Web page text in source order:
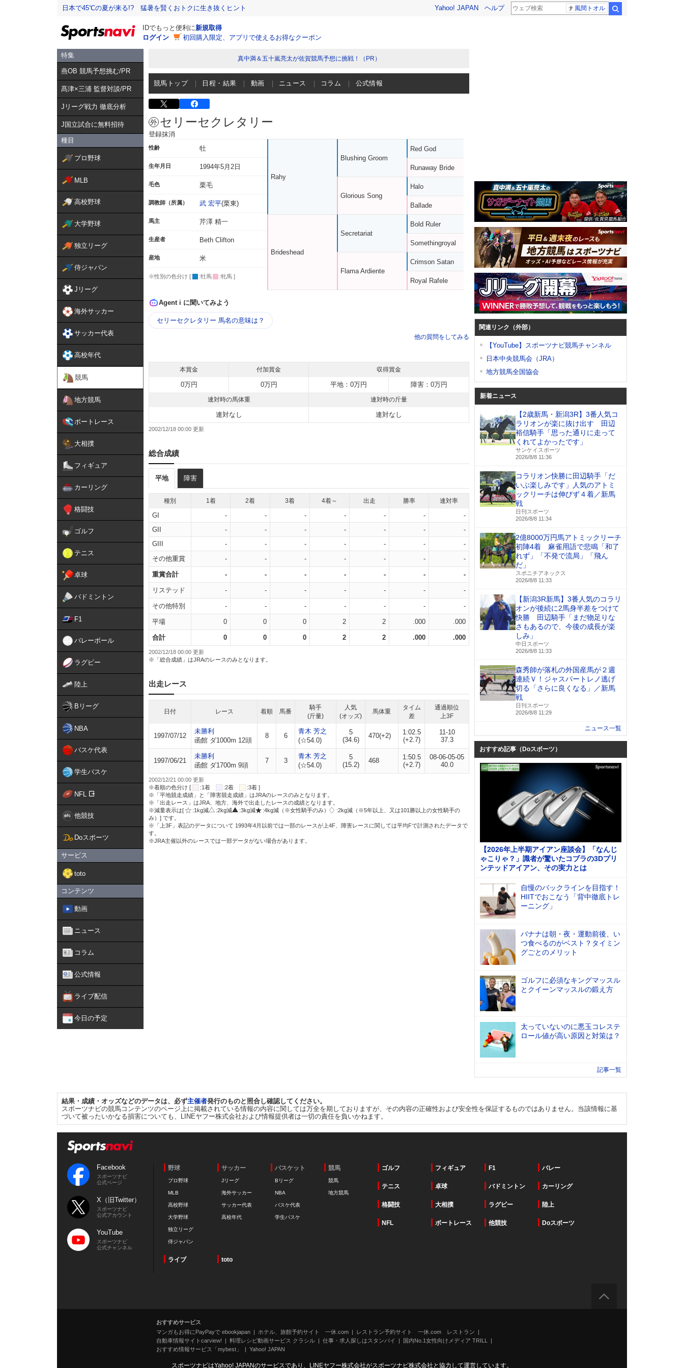
日本で45℃の夏が来る!? 猛暑を賢くおトクに生き抜くヒント Yahoo! JAPAN ヘルプ 風間トオル
IDでもっと便利に新規取得
ログイン
初回購入限定、アプリで使えるお得なクーポン
特集
燕OB 競馬予想挑む/PR
髙津×三浦 監督対談/PR
Jリーグ戦力 徹底分析
J国立試合に無料招待
種目
プロ野球
MLB
高校野球
大学野球
独立リーグ
侍ジャパン
Jリーグ
海外サッカー
サッカー代表
高校年代
競馬
地方競馬
ボートレース
大相撲
フィギュア
カーリング
格闘技
ゴルフ
テニス
卓球
バドミントン
F1
バレーボール
ラグビー
陸上
Bリーグ
NBA
バスケ代表
学生バスケ
NFL
他競技
Doスポーツ
サービス
toto
コンテンツ
動画
ニュース
コラム
公式情報
ライブ配信
今日の予定
真中満＆五十嵐亮太が佐賀競馬予想に挑戦！（PR）
競馬トップ 日程・結果 動画 ニュース コラム 公式情報
セリーセクレタリー
登録抹消
性齢 牡
生年月日 1994年5月2日
毛色 栗毛
調教師（所属） 武 宏平(栗東)
馬主 芹澤 精一
生産者 Beth Clifton
産地 米
※性別の色分け [ :牡馬 :牝馬 ]
Rahy
Brideshead
Blushing Groom
Glorious Song
Secretariat
Flama Ardiente
Red God
Runaway Bride
Halo
Ballade
Bold Ruler
Somethingroyal
Crimson Satan
Royal Rafele
Agent i に聞いてみよう
セリーセクレタリー 馬名の意味は？
他の質問をしてみる
本賞金 付加賞金 収得賞金
0万円 0万円 平地：0万円 障害：0万円
連対時の馬体重 連対時の斤量
連対なし 連対なし
2002/12/18 00:00
総合成績
平地 障害
種別 1着 2着 3着 4着～ 出走 勝率 連対率
GI - - - - - -
-
GII
- - - - - -
-
GIII
- - - - - -
-
その他重賞
- - - - - - -
重賞合計 - - - - - - -
リステッド - - - - - - -
その他特別 - - - - - - -
平場 0 0 0 2 2 .000 .000
合計 0 0 0 2 2 .000 .000
2002/12/18 00:00 更新
※「総合成績」はJRAのレースのみとなります。
出走レース
日付 レース 着順 馬番
騎手
(斤量)
人気
(オッズ)
馬体重
タイム
差
通過順位
上3F
1997/07/12
未勝利
函館 ダ1000m 12頭
8 6
青木 芳之
(☆54.0)
5
(34.6)
470(+2)
1:02.5
(+2.7)
11-10
37.3
1997/06/21
未勝利
函館 ダ1700m 9頭
7 3
青木 芳之
(☆54.0)
5
(15.2)
468
1:50.5
(+2.7)
08-06-05-05
40.0
2002/12/21 00:00 更新
※着順の色分け [
:1着 :2着
:3着 ]
※「平地競走成績」と「障害競走成績」はJRAのレースのみとなります。
※「出走レース」はJRA、地方、海外で出走したレースの成績となります。
※減量表示は[
:1kg減 :2kg減 :3kg減 :4kg減（※女性騎手のみ）
:2kg減（※5年以上、又は101勝以上の女性騎手の
み）] です。
※「上3F」表記のデータについて 1993年4月以前では一部のレースが上4F、障害レースに関しては平均Fで計測されたデータで
す。
※JRA主催以外のレースでは一部データがない場合があります。
関連リンク（外部）
【YouTube】スポーツナビ競馬チャンネル
日本中央競馬会（JRA）
地方競馬全国協会
新着ニュース
【2歳新馬・新潟3R】3番人気コ
ラリオンが楽に抜け出す 田辺
裕信騎手「思った通りに走って
くれてよかったです」
サンケイスポーツ
2026/8/8 11:36
コラリオン快勝に田辺騎手「だ
いぶ楽しみです」人気のアトミ
ックリーチは伸びず４着／新馬
戦
日刊スポーツ
2026/8/8 11:34
2億8000万円馬アトミックリーチ
初陣4着 麻雀用語で悲鳴「和了
れず」「不発で流局」「飛ん
だ」
スポニチアネックス
2026/8/8 11:33
【新潟3R新馬】3番人気のコラリ
オンが後続に2馬身半差をつけて
快勝 田辺騎手「まだ物足りな
さもあるので、今後の成長が楽
しみ」
中日スポーツ
2026/8/8 11:33
森秀師が落札の外国産馬が２週
連続Ｖ！ジャスパートレノ逃げ
切る「さらに良くなる」／新馬
戦
日刊スポーツ
2026/8/8 11:29
ニュース一覧
おすすめ記事（Doスポーツ）
【2026年上半期アイアン座談会】「なんじ
ゃこりゃ？」識者が驚いたコブラの3Dプリ
ンテッドアイアン、その実力とは
自慢のバックラインを目指す！
HIITでおこなう「背中徹底トレ
ーニング」
バナナは朝・夜・運動前後、い
つ食べるのがベスト？タイミン
グごとのメリット
ゴルフに必須なキングマッスル
とクイーンマッスルの鍛え方
太っていないのに悪玉コレステ
ロール値が高い原因と対策は？
記事一覧
結果・成績・オッズなどのデータは、必ず主催者発行のものと照合し確認してください。
スポーツナビの競馬コンテンツのページ上に掲載されている情報の内容に関しては万全を期しておりますが、その内容の正確性および安全性を保証するものではありません。当該情報に基
づいて被ったいかなる損害についても、LINEヤフー株式会社および情報提供者は一切の責任を負いかねます。
Facebook
スポーツナビ
公式ページ
X（旧Twitter）
スポーツナビ
公式アカウント
YouTube
スポーツナビ
公式チャンネル
野球
プロ野球
MLB
高校野球
大学野球
独立リーグ
侍ジャパン
サッカー
Jリーグ
海外サッカー
サッカー代表
高校年代
バスケット
Bリーグ
NBA
バスケ代表
学生バスケ
競馬
競馬
地方競馬
ゴルフ フィギュア F1 バレー
テニス 卓球 バドミントン カーリング
格闘技 大相撲 ラグビー 陸上
NFL ボートレース 他競技 Doスポーツ
ライブ toto
おすすめサービス
マンガもお得にPayPayで ebookjapan
ホテル、旅館予約サイト 一休.com
レストラン予約サイト 一休.com レストラン
自動車情報サイトcarview!
料理レシピ動画サービス クラシル 仕事・求人探しはスタンバイ
国内No.1女性向けメディア TRILL
おすすめ情報サービス「mybest」
Yahoo! JAPAN
スポーツナビはYahoo! JAPANのサービスであり、LINEヤフー株式会社がスポーツナビ株式会社と協力して運営しています。